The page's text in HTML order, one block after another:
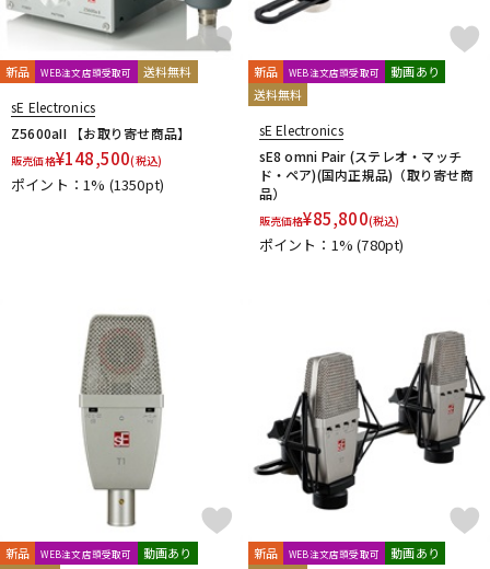
新品 WEB注文店頭受取可 送料無料
sE Electronics
Z5600aII 【お取り寄せ商品】
販売価格¥148,500(税込)
ポイント：1% (1350pt)
新品 WEB注文店頭受取可
動画あり
送料無料
sE Electronics
sE8 omni Pair (ステレオ・マッチ
ド・ペア)(国内正規品)（取り寄せ商
品）
販売価格¥85,800(税込)
ポイント：1%(780pt)
新品 WEB注文店頭受取可
動画あり
新品 WEB注文店頭受取可
動画あり